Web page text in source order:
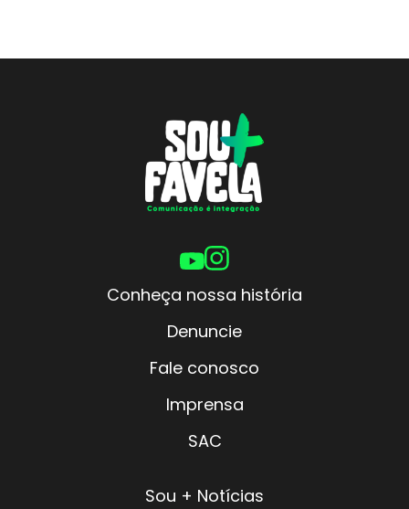
Conheça nossa história
Denuncie
Fale conosco
Imprensa
SAC
Sou + Notícias